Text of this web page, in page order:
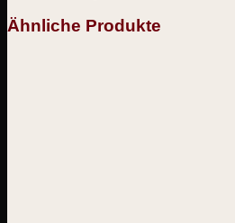
Ähnliche Produkte